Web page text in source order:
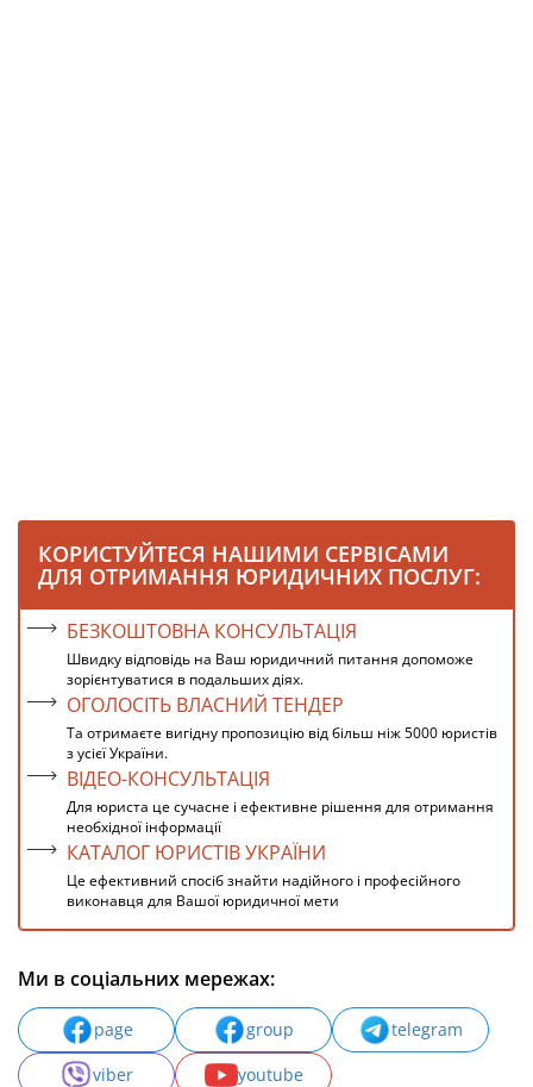
КОРИСТУЙТЕСЯ НАШИМИ СЕРВІСАМИ
ДЛЯ ОТРИМАННЯ ЮРИДИЧНИХ ПОСЛУГ:
БЕЗКОШТОВНА КОНСУЛЬТАЦІЯ
Швидку відповідь на Ваш юридичний питання допоможе
зорієнтуватися в подальших діях.
ОГОЛОСІТЬ ВЛАСНИЙ ТЕНДЕР
Та отримаєте вигідну пропозицію від більш ніж 5000 юристів
з усієї України.
ВІДЕО-КОНСУЛЬТАЦІЯ
Для юриста це сучасне і ефективне рішення для отримання
необхідної інформації
КАТАЛОГ ЮРИСТІВ УКРАЇНИ
Це ефективний спосіб знайти надійного і професійного
виконавця для Вашої юридичної мети
Ми в соціальних мережах:
page group
telegram
viber
youtube